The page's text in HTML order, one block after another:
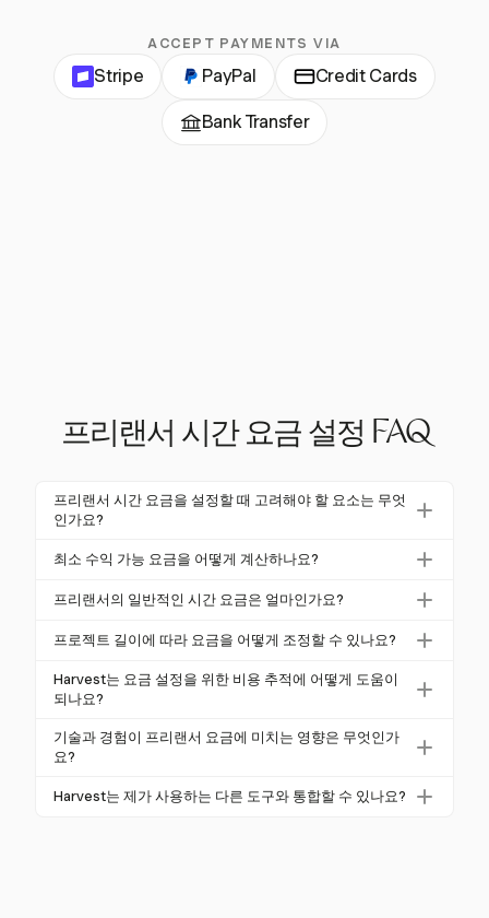
ACCEPT PAYMENTS VIA
Stripe PayPal Credit Cards
Bank Transfer
프리랜서 시간 요금 설정 FAQ
프리랜서 시간 요금을 설정할 때 고려해야 할 요소는 무엇
인가요?
프리랜서 시간 요금을 설정할 때는 월간 비용, 원하는
또한, 자신의 기술, 경험 및 특정 분야의 요구를 반영해
통찰력을 제공하여 경쟁력 있는 요금을 설정하는 데 도
움을 줍니다.
최소 수익 가능 요금을 어떻게 계산하나요?
최소 수익 가능 요금을 계산하려면 월간 비용에 원하는
면 됩니다. 예를 들어, 월간 비용이 $3,000이고 $500을
면, 요금은 시간당 $43.75가 됩니다. Harvest는 청구 가
능한 시간을 정확하게 추적하여 이 과정을 도와줍니다.
프리랜서의 일반적인 시간 요금은 얼마인가요?
프리랜서 요금은 매우 다양하며, 전 세계 평균은 시간
업계에 따라 평균이 시간당 약 $48에서 $62.54입니다.
Harvest의 보고서는 귀하의 요금을 이러한 업계 기준
과 비교하는 데 도움을 줄 수 있습니다.
프로젝트 길이에 따라 요금을 어떻게 조정할 수 있나요?
단기 프로젝트는 불확실성으로 인해 더 높은 요금을 부
과하고, 장기 프로젝트에는 할인된 요금을 제공하여 요
연한 요금을 설정할 수 있도록 도와주어 클라이언트의
요구에 맞춰 수익성을 유지할 수 있습니다.
Harvest는 요금 설정을 위한 비용 추적에 어떻게 도움이
되나요?
Harvest는 실시간으로 비용을 추적하여 비즈니스 비용
에 대한 통찰력을 제공합니다. 이를 통해 시간 요금이
위한 포괄적인 뷰를 제공합니다.
기술과 경험이 프리랜서 요금에 미치는 영향은 무엇인가
요?
기술과 경험은 요금에 상당한 영향을 미칠 수 있으며,
Harvest는 제가 사용하는 다른 도구와 통합할 수 있나요?